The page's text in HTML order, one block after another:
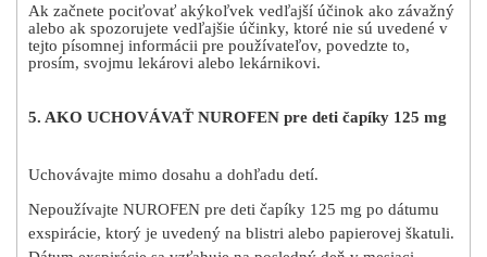
Ak začnete pociťovať akýkoľvek vedľajší účinok ako závažný
alebo ak spozorujete vedľajšie účinky, ktoré nie sú uvedené v
tejto písomnej informácii pre používateľov, povedzte to,
prosím, svojmu lekárovi alebo lekárnikovi.
5. AKO UCHOVÁVAŤ NUROFEN pre deti čapíky 125 mg
Uchovávajte mimo dosahu a dohľadu detí.
Nepoužívajte NUROFEN pre deti čapíky 125 mg po dátumu
exspirácie, ktorý je uvedený na blistri alebo papierovej škatuli.